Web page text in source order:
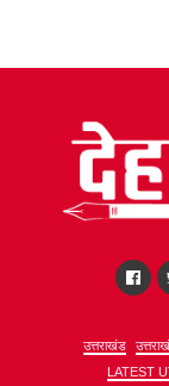
उत्तराखंड
LATEST